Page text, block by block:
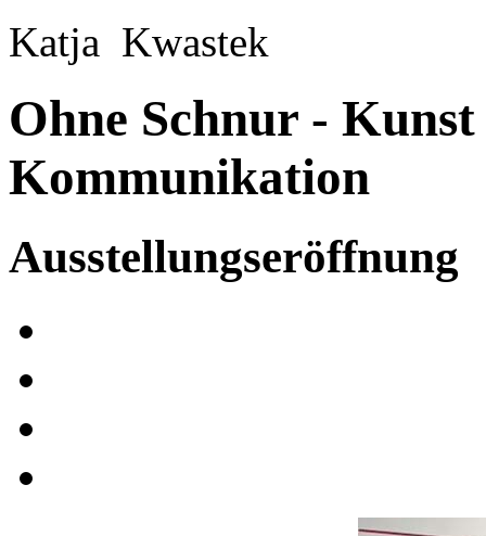
Katja Kwastek
Ohne Schnur -
Kommunikation
Ausstellungseröffnung